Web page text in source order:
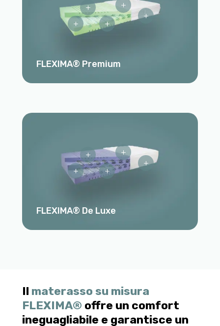
L
L
L
L
L
FLEXIMA® Premium
L
L
L
L
L
FLEXIMA® De Luxe
Il materasso su misura
FLEXIMA® offre un comfort
ineguagliabile e garantisce un